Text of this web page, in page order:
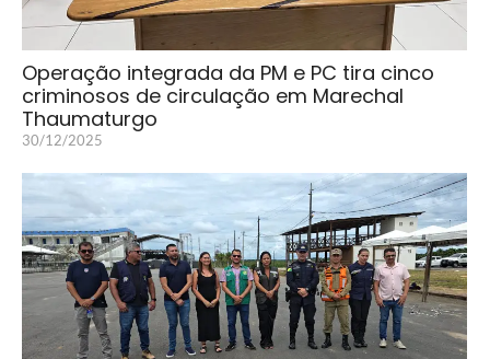
Operação integrada da PM e PC tira cinco
criminosos de circulação em Marechal
Thaumaturgo
30/12/2025